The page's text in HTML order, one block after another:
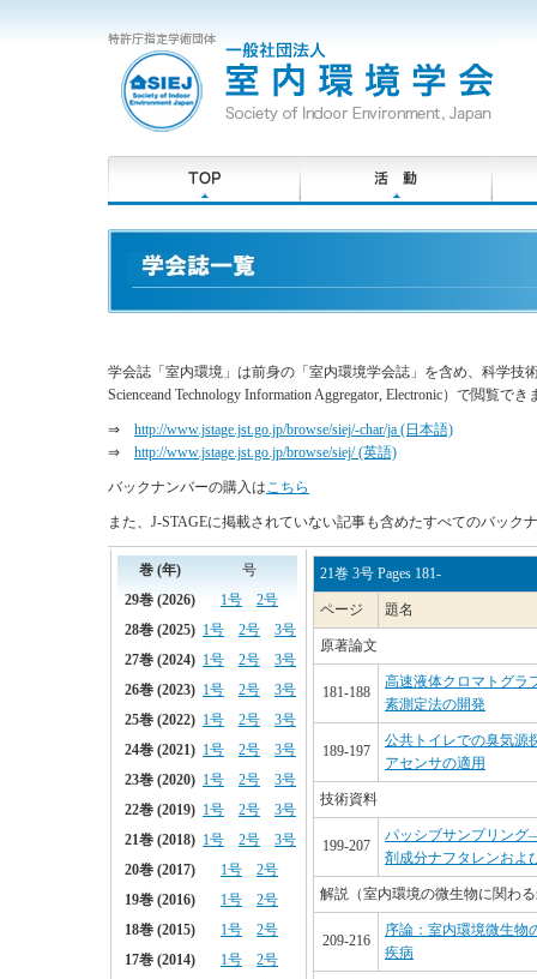
学会誌「室内環境」は前身の「室内環境学会誌」を含め、科学技
Scienceand Technology Information Aggregator, Electronic）で閲覧で
⇒ http://www.jstage.jst.go.jp/browse/siej/-char/ja (日本語)
⇒ http://www.jstage.jst.go.jp/browse/siej/ (英語)
バックナンバーの購入はこちら
また、J-STAGEに掲載されていない記事も含めたすべてのバック
21巻 3号 Pages 181-
ページ 題名
原著論文
181-188
高速液体クロマトグラ
素測定法の開発
189-197
公共トイレでの臭気源
アセンサの適用
技術資料
199-207
パッシブサンプリング
剤成分ナフタレンおよ
解説（室内環境の微生物に関わ
209-216
序論：室内環境微生物
疾病